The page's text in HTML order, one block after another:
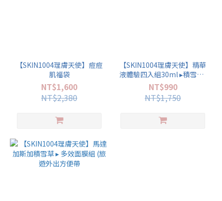
【SKIN1004理膚天使】痘痘
肌福袋
NT$1,600
NT$2,380
【SKIN1004理膚天使】精華
液體驗四入組30ml ▸積雪草/
美白/粉鹽/茶樹 (四套組方便
攜帶
NT$990
NT$1,750